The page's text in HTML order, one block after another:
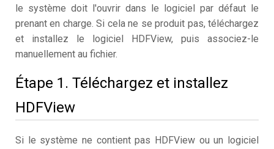
le système doit l'ouvrir dans le logiciel par défaut le
prenant en charge. Si cela ne se produit pas, téléchargez
et installez le logiciel HDFView, puis associez-le
manuellement au fichier.
Étape 1. Téléchargez et installez
HDFView
Si le système ne contient pas HDFView ou un logiciel